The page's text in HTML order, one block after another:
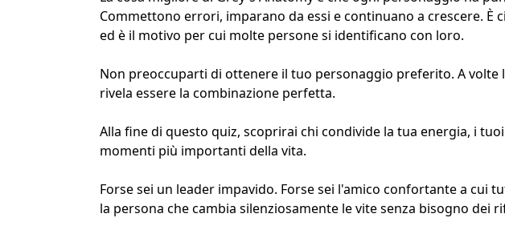
Commettono errori, imparano da essi e continuano a crescere. È
ed è il motivo per cui molte persone si identificano con loro.
Non preoccuparti di ottenere il tuo personaggio preferito. A volte
rivela essere la combinazione perfetta.
Alla fine di questo quiz, scoprirai chi condivide la tua energia, i
momenti più importanti della vita.
Forse sei un leader impavido. Forse sei l'amico confortante a cui
la persona che cambia silenziosamente le vite senza bisogno dei